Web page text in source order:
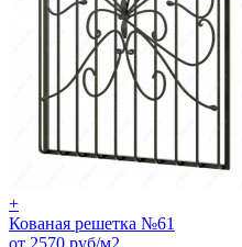
+
Кованая решетка №61
от 2570 руб/м2